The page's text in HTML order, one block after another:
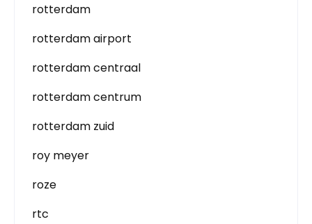
rotterdam
rotterdam airport
rotterdam centraal
rotterdam centrum
rotterdam zuid
roy meyer
roze
rtc